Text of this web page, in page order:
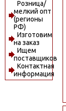
Розница/
мелкий опт
(регионы
РФ)
Изготовим
на заказ
Ищем
поставщиков
Контактная
информация